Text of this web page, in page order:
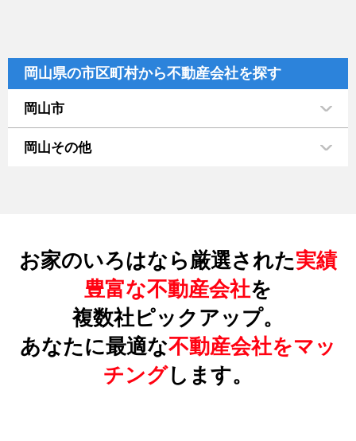
岡山県の市区町村から不動産会社を探す
岡山市
岡山その他
お家のいろはなら厳選された実績
豊富な不動産会社を
複数社ピックアップ。
あなたに最適な不動産会社をマッ
チングします。